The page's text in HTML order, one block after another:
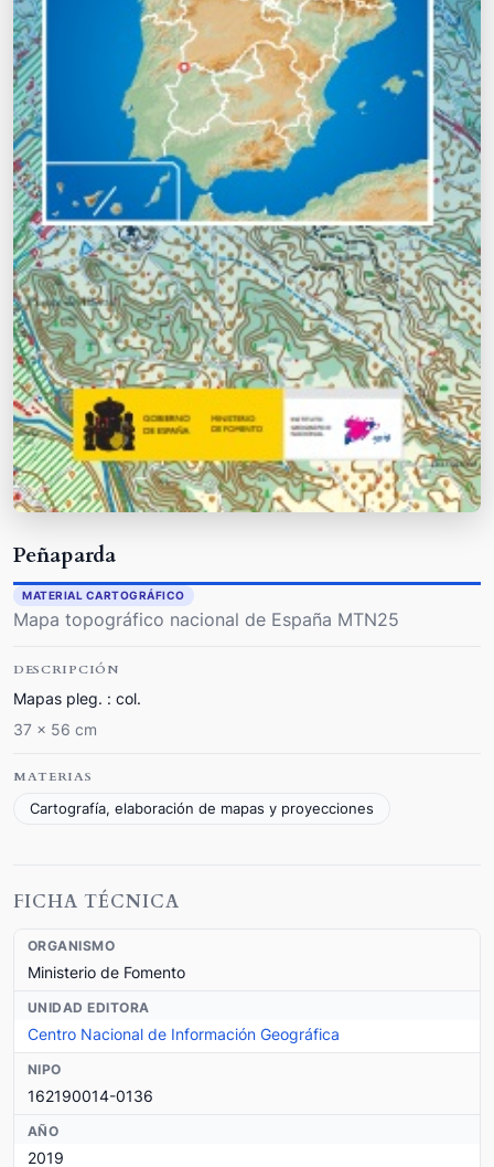
Peñaparda
MATERIAL CARTOGRÁFICO
Mapa topográfico nacional de España MTN25
DESCRIPCIÓN
Mapas pleg. : col.
37 x 56 cm
MATERIAS
Cartografía, elaboración de mapas y proyecciones
FICHA TÉCNICA
ORGANISMO
Ministerio de Fomento
UNIDAD EDITORA
Centro Nacional de Información Geográfica
NIPO
162190014-0136
AÑO
2019